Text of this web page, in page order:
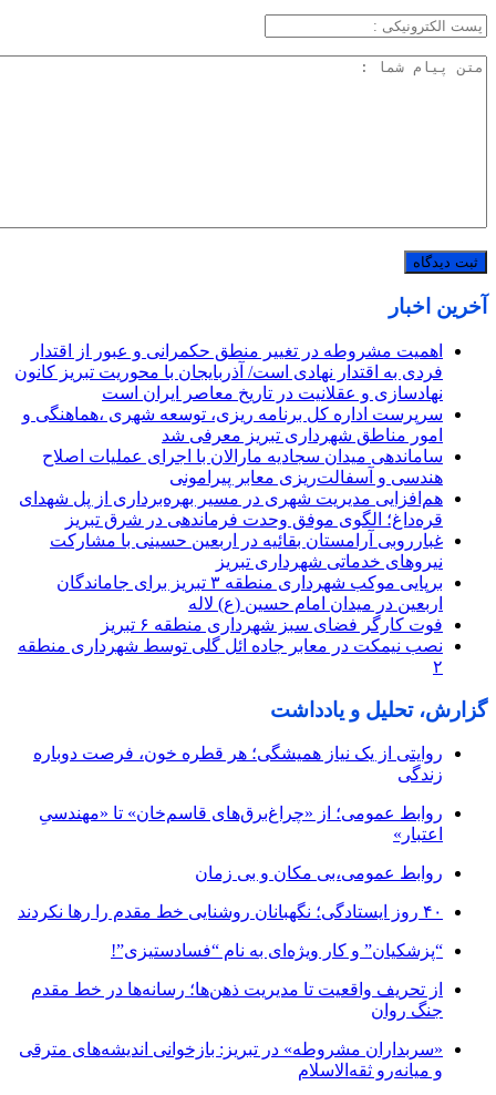
آخرین اخبار
اهمیت مشروطه در تغییر منطق حکمرانی و عبور از اقتدار
فردی به اقتدار نهادی است/ آذربایجان با محوریت تبریز کانون
نهادسازی و عقلانیت در تاریخ معاصر ایران است
سرپرست اداره کل برنامه ریزی، توسعه شهری ،هماهنگی و
امور مناطق شهرداری تبریز معرفی شد
ساماندهی میدان سجادیه مارالان با اجرای عملیات اصلاح
هندسی و آسفالت‌ریزی معابر پیرامونی
هم‌افزایی مدیریت شهری در مسیر بهره‌برداری از پل شهدای
قره‌داغ؛ الگوی موفق وحدت فرماندهی در شرق تبریز
غبارروبی آرامستان بقائیه در اربعین حسینی با مشارکت
نیروهای خدماتی شهرداری تبریز
برپایی موکب شهرداری منطقه ۳ تبریز برای جاماندگان
اربعین در میدان امام حسین (ع) لاله
فوت کارگر فضای سبز شهرداری منطقه ۶ تبریز
نصب نیمکت در معابر جاده ائل گلی توسط شهرداری منطقه
۲
گزارش، تحلیل و یادداشت
روایتی از یک نیاز همیشگی؛ هر قطره خون، فرصت دوباره
زندگی
روابط عمومی؛ از «چراغ‌برق‌های قاسم‌خان» تا «مهندسیِ
اعتبار»
روابط عمومی،بی مکان و بی زمان
۴۰ روز ایستادگی؛ نگهبانان روشنایی خط مقدم را رها نکردند
“پزشکیان” و کار ویژه‌ای به نام “فسادستیزی”!
از تحریف واقعیت تا مدیریت ذهن‌ها؛ رسانه‌ها در خط مقدم
جنگ روان
«سربداران مشروطه» در تبریز: بازخوانی اندیشه‌های مترقی
و میانه‌رو ثقه‌الاسلام